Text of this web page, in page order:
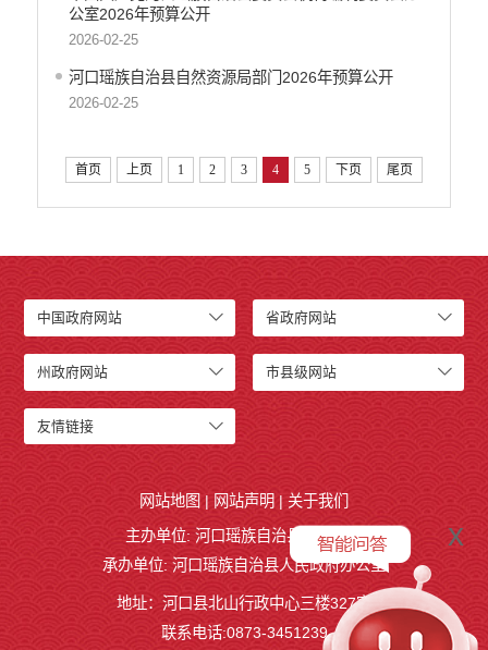
公室2026年预算公开
2026-02-25
河口瑶族自治县自然资源局部门2026年预算公开
2026-02-25
首页 上页 1 2 3 4 5 下页 尾页
中国政府网站 省政府网站
州政府网站 市县级网站
友情链接
网站地图 | 网站声明 | 关于我们
主办单位: 河口瑶族自治县人民政府
承办单位: 河口瑶族自治县人民政府办公室
地址：河口县北山行政中心三楼327室
联系电话:0873-3451239
x